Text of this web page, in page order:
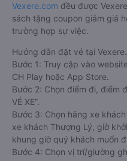
Vexere.com đều được
sách tặng coupon giảm giá
trường hợp sự việc.
Hướng dẫn đặt vé tại
Bước 1: Truy cập vào
CH Play hoặc App Store.
Bước 2: Chọn điểm đi, điểm
VÉ XE”.
Bước 3: Chọn hãng xe
xe khách Thượng Lý, giờ
khung giờ quý khách muốn
Bước 4: Chọn vị trí/giường